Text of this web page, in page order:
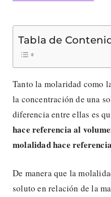
Tabla de
Tanto la molaridad como
la concentración de una
diferencia entre ellas es
hace referencia al
molalidad hace
De manera que la
soluto en relación de la